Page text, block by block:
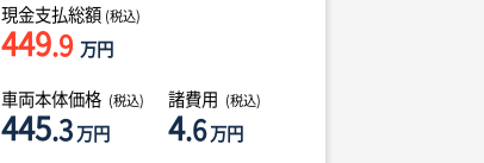
現金支払総額 (税込)
449.9 万円
車両本体価格 (税込)
445.3万円
諸費用 (税込)
4.6万円